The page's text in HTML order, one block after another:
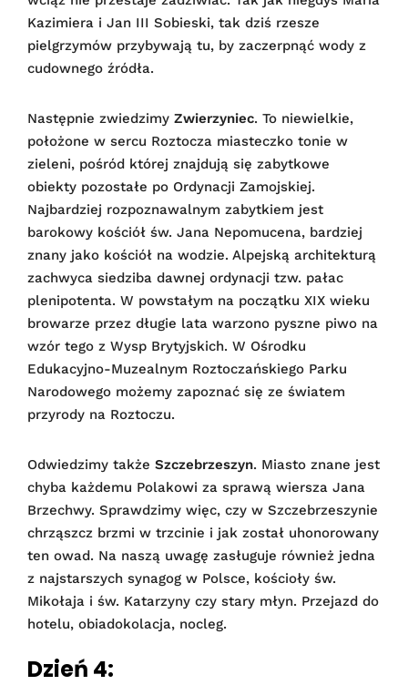
Kazimiera i Jan III Sobieski, tak dziś rzesze
pielgrzymów przybywają tu, by zaczerpnąć wody z
cudownego źródła.
Następnie zwiedzimy Zwierzyniec. To niewielkie,
położone w sercu Roztocza miasteczko tonie w
zieleni, pośród której znajdują się zabytkowe
obiekty pozostałe po Ordynacji Zamojskiej.
Najbardziej rozpoznawalnym zabytkiem jest
barokowy kościół św. Jana Nepomucena, bardziej
znany jako kościół na wodzie. Alpejską architekturą
zachwyca siedziba dawnej ordynacji tzw. pałac
plenipotenta. W powstałym na początku XIX wieku
browarze przez długie lata warzono pyszne piwo na
wzór tego z Wysp Brytyjskich. W Ośrodku
Edukacyjno-Muzealnym Roztoczańskiego Parku
Narodowego możemy zapoznać się ze światem
przyrody na Roztoczu.
Odwiedzimy także Szczebrzeszyn. Miasto znane jest
chyba każdemu Polakowi za sprawą wiersza Jana
Brzechwy. Sprawdzimy więc, czy w Szczebrzeszynie
chrząszcz brzmi w trzcinie i jak został uhonorowany
ten owad. Na naszą uwagę zasługuje również jedna
z najstarszych synagog w Polsce, kościoły św.
Mikołaja i św. Katarzyny czy stary młyn. Przejazd do
hotelu, obiadokolacja, nocleg.
Dzień 4: